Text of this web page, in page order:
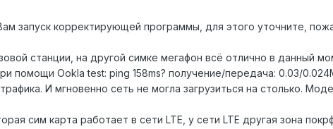
запуск корректирующей программы, для этого уточните,
станции, на другой симке мегафон всё отлично в данный
помощи Ookla test: ping 158ms? получение/передача: 0.03/
И мгновенно сеть не могла загрузиться на столько.
сим карта работает в сети LTE, у сети LTE другая зона